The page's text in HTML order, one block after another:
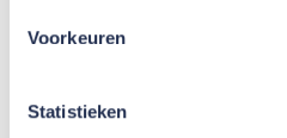
Voorkeuren
Statistieken
wonen en zorg op een